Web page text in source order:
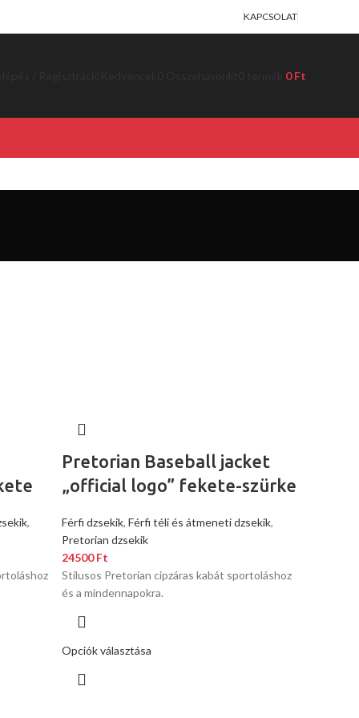
KAPCSOLAT
0Ft
,
Pretorian Baseball jacket
„official logo” fekete-szürke
Férfi dzsekik,Férfi téli és átmeneti dzsekik,
Pretorian dzsekik
24500Ft
Stílusos Pretorian cipzáras kabát sportoláshoz
és a mindennapokra.
Opciók választása